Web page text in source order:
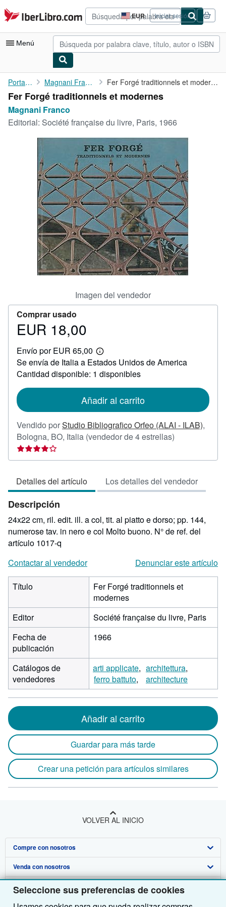
Seleccione sus preferencias de cookies
Pasar al contenido principal
IberLibro.com EUR
Preferencias
de
compra
del
Iniciar sesión
Menú
Mi cuenta
Consultar mis pedidos
Búsqueda avanzada
Libros antiguos
Arte y coleccionismo
Vendedores
Comenzar a vender
CERRAR
Portada Magnani Franco Fer Forgé traditionnels et modernes
Fer Forgé traditionnels et modernes
Magnani Franco
Editorial: Société française du livre, Paris, 1966
Imagen del vendedor
Comprar usado
Precio
18,00
EUR 18,00
Envío por EUR 65,00
Más
información
sobre
las
envío
Se envía de Italia a Estados Unidos de America
Cantidad disponible: 1 disponibles
Añadir al carrito
Vendido porStudio Bibliografico Orfeo (ALAI - ILAB),
Bologna, BO, Italia (vendedor de 4 estrellas)
vendedor:
de
5
Detalles del artículo Los detalles del vendedor
Descripción
24x22 cm, ril. edit. ill. a col, tit. al piatto e dorso; pp. 144,
numerose tav. in nero e col Molto buono. N° de ref. del
artículo 1017-q
Contactar al vendedor
Denunciar este artículo
Título
Fer Forgé traditionnels et
modernes
Editor
Société française du livre, Paris
Fecha de
publicación
1966
Catálogos de
vendedores
arti applicate
architettura
ferro battuto
architecture
Añadir al carrito
Guardar para más tarde
Crear una petición para artículos similares
VOLVER AL INICIO
Compre con nosotros
Búsqueda avanzada
Colecciones
Mi cuenta
Venda con nosotros
Comenzar a vender
Únase a nuestro programa de afiliados
Sobre nosotros
Sobre IberLibro
Obtener Ayuda